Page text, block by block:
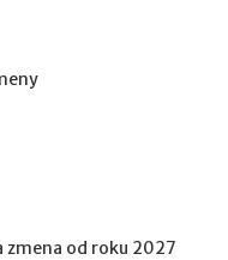
zmena od roku 2027